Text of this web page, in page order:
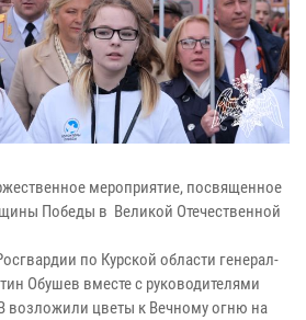
мероприятие, посвященное
Победы в Великой Отечественной
по Курской области генерал-
Обушев вместе с руководителями
возложили цветы к Вечному огню на